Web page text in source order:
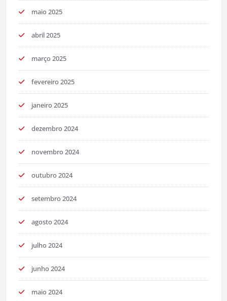
maio 2025
abril 2025
março 2025
fevereiro 2025
janeiro 2025
dezembro 2024
novembro 2024
outubro 2024
setembro 2024
agosto 2024
julho 2024
junho 2024
maio 2024